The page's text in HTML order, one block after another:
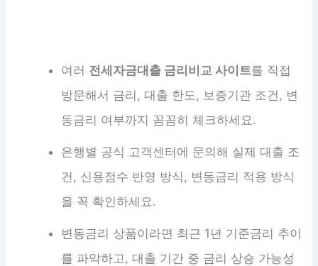
여러 전세자금대출 금리비교 사이트를 직접
방문해서 금리, 대출 한도, 보증기관 조건, 변
동금리 여부까지 꼼꼼히 체크하세요.
은행별 공식 고객센터에 문의해 실제 대출 조
건, 신용점수 반영 방식, 변동금리 적용 방식
을 꼭 확인하세요.
변동금리 상품이라면 최근 1년 기준금리 추이
를 파악하고, 대출 기간 중 금리 상승 가능성